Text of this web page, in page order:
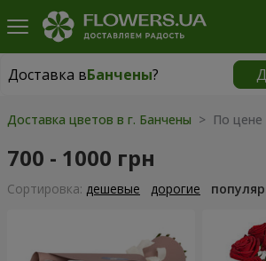
Доставка вБанчены?
Доставка вБанчены|
Доставка цветов в г. Банчены > По цене
700 - 1000 грн
Cортировка: дешевые дорогие